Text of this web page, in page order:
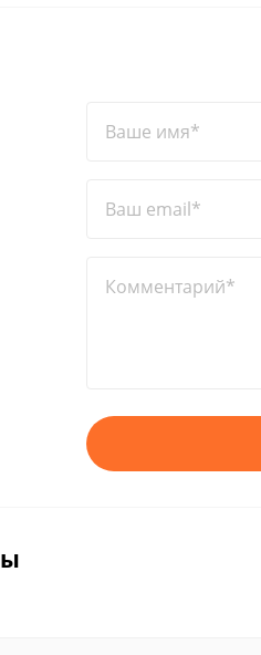
Ваше имя*
Ваш email*
Комментарий*